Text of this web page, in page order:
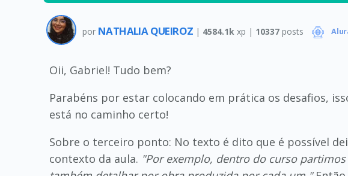
por NATHALIA QUEIROZ | 4584.1k xp | 10337posts
Oii, Gabriel! Tudo bem?
Parabéns por estar colocando em prática os desafios,
está no caminho certo!
Sobre o terceiro ponto: No texto é dito que é possível
contexto da aula. "Por exemplo, dentro do curso